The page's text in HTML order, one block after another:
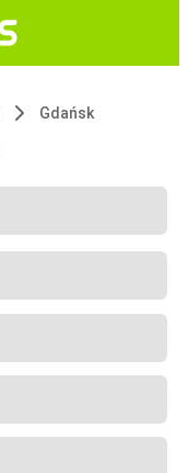
Gdańsk